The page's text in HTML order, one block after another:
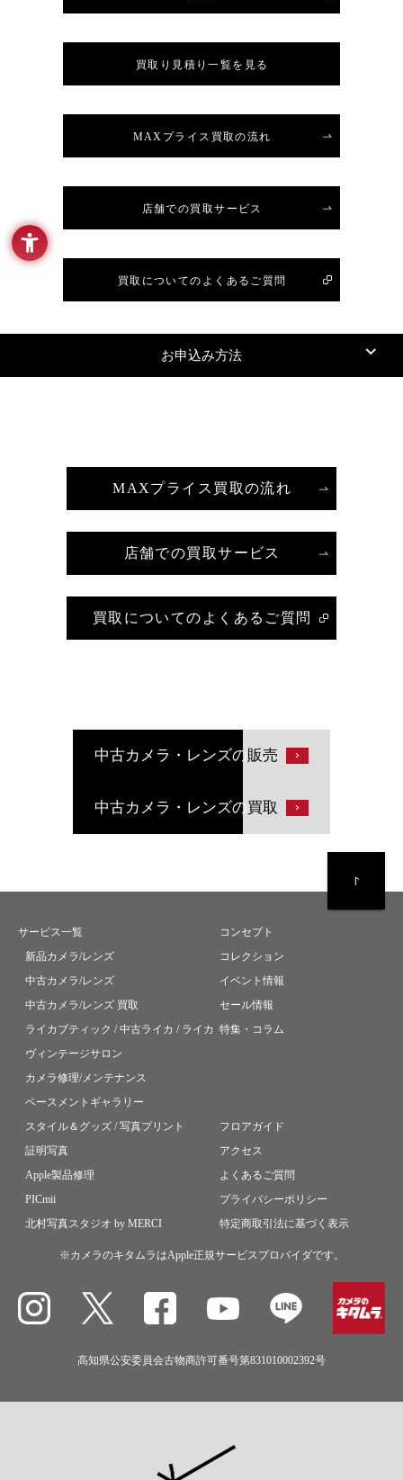
買取り見積り一覧を見る
MAXプライス買取の流れ
店舗での買取サービス
買取についてのよくあるご質問
お申込み方法
MAXプライス買取の流れ
店舗での買取サービス
買取についてのよくあるご質問
中古カメラ・レンズの販売
中古カメラ・レンズの買取
サービス一覧
新品カメラ/レンズ
中古カメラ/レンズ
中古カメラ/レンズ 買取
ライカブティック / 中古ライカ / ライカ
ヴィンテージサロン
カメラ修理/メンテナンス
ベースメントギャラリー
スタイル＆グッズ / 写真プリント
証明写真
Apple製品修理
PICmii
北村写真スタジオ by MERCI
コンセプト
コレクション
イベント情報
セール情報
特集・コラム
フロアガイド
アクセス
よくあるご質問
プライバシーポリシー
特定商取引法に基づく表示
※カメラのキタムラはApple正規サービスプロバイダです。
高知県公安委員会古物商許可番号第831010002392号